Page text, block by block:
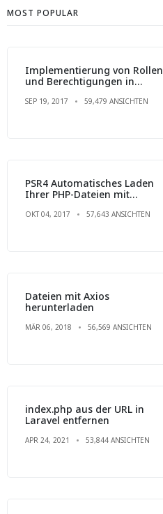
MOST POPULAR
Implementierung von Rollen
und Berechtigungen in
SEP 19, 2017 59,479 ANSICHTEN
PSR4 Automatisches Laden
Ihrer PHP-Dateien mit
OKT 04, 2017 57,643 ANSICHTEN
Dateien mit Axios
herunterladen
MÄR 06, 2018 56,569 ANSICHTEN
index.php aus der URL in
Laravel entfernen
APR 24, 2021 53,844 ANSICHTEN